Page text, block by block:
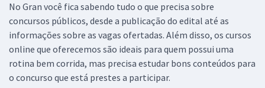
No Gran você fica sabendo tudo o que precisa sobre
concursos públicos, desde a publicação do edital até as
informações sobre as vagas ofertadas. Além disso, os cursos
online que oferecemos são ideais para quem possui uma
rotina bem corrida, mas precisa estudar bons conteúdos para
o concurso que está prestes a participar.